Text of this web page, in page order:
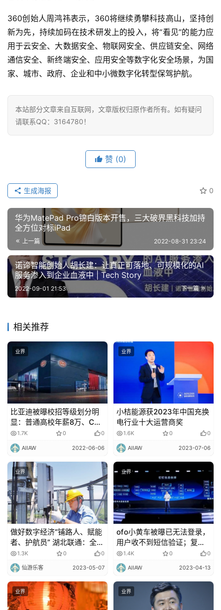
业
界
人
工
智
深
度
计
未
来
医
疗
智
驶
智
城
市
更
多
容
登录 注册
360创始人周鸿祎表示，360将继续勇攀科技高山，坚持创
新为先，持续加码在技术研发上的投入，将“看见”的能力应
用于云安全、大数据安全、物联网安全、供应链安全、网络
通信安全、新终端安全、应用安全等数字化安全场景，为国
家、城市、政府、企业和中小微数字化转型保驾护航。
本站部分文章来自互联网，文章版权归原作者所有。如有疑问
请联系QQ：3164780！
赞 (0)
0
生成海报
华为MatePad Pro锦白版本开售，三大破界黑科技加持
全方位对标iPad
上一篇 2022-08-31 23:24
诺谛智能创始人胡长建：让真正可落地、可规模化的AI
服务渗入到企业血液中 | Tech Story
下一篇
2022-09-01 21:53
相关推荐
业界
比亚迪被曝校招等级划分明
显：普通高校年薪8万、C9
院校最高27万，官方否认
1.7K 0 0
AIIAW 2022-06-06
业界
小桔能源获2023年中国充换
电行业十大运营商奖
1.6K 0 0
AIIAW 2023-07-06
业界
做好数字经济“铺路人、赋能
者、护航员” 湖北联通：全面
助力湖北打造 5G 建设应用
先行区
1.3K 0 0
仙游乐客 2023-05-07
业界
ofo小黄车被曝已无法登录，
用户收不到短信验证；复旦
MOSS服务器被挤爆，团队
致歉
1.4K 0 0
AIIAW 2023-04-13
业界 业界